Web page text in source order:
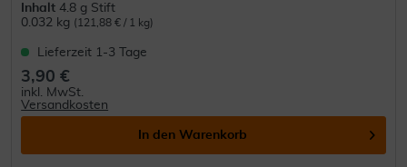
Inhalt 4.8 g Stift
0.032 kg (121,88 € / 1 kg)
Lieferzeit 1-3 Tage
3,90 €
inkl. MwSt.
Versandkosten
In den Warenkorb